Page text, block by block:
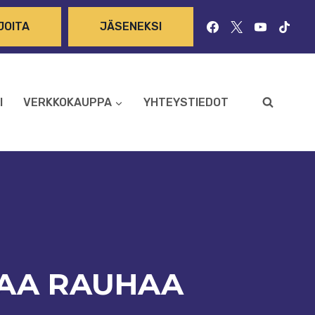
JÄSENEKSI
VERKKOKAUPPA YHTEYSTIEDOT
RAUHAA